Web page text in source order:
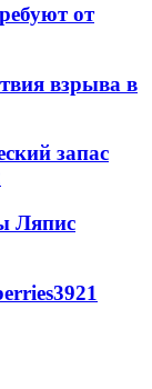
от
взрыва в
запас
Ляпис
3921